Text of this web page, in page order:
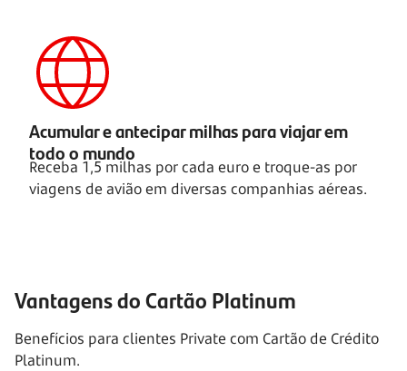
Acumular e antecipar milhas para viajar em
todo o mundo
Receba 1,5 milhas por cada euro e troque-as por
viagens de avião em diversas companhias aéreas.
Vantagens do Cartão Platinum
Benefícios para clientes Private com Cartão de Crédito
Platinum.